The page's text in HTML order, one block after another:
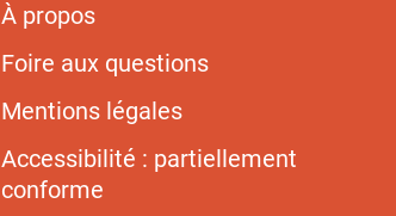
À propos
Foire aux questions
Mentions légales
Accessibilité : partiellement
conforme